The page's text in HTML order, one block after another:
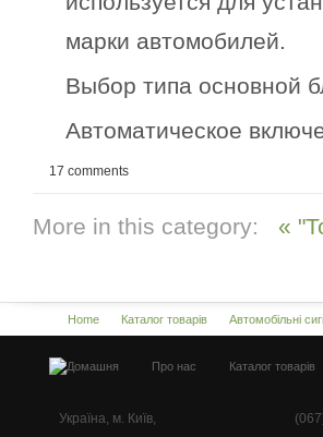
марки автомобилей.
Выбор типа основной
Автоматическое
17 comments
More in this category: «
Home Каталог товарів Автомобільні
Про нас Каталог товарів
Україна, м. Київ,